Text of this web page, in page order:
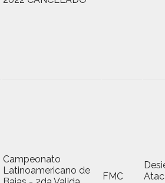
Campeonato
Latinoamericano de
FMC